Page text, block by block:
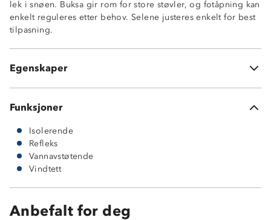
lek i snøen. Buksa gir rom for store støvler, og fotåpning kan
enkelt reguleres etter behov. Selene justeres enkelt for best
tilpasning.
Egenskaper
Kraftig vannavstøtende
5-3 membran
Avtagbare seler med justering
100% polyester
Funksjoner
Isolerende
Refleks
Vannavstøtende
Vindtett
Anbefalt for deg